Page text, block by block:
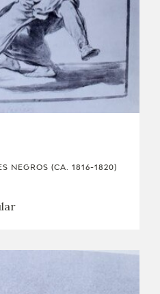
NEGROS (CA. 1816-1820)